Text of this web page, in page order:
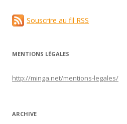
Souscrire au fil RSS
MENTIONS LÉGALES
http://minga.net/mentions-legales/
ARCHIVE